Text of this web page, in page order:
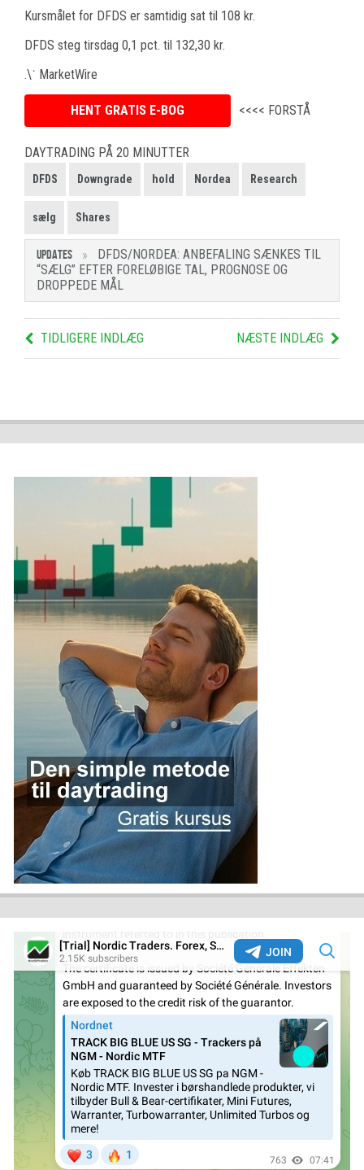
Kursmålet for DFDS er samtidig sat til 108 kr.
DFDS steg tirsdag 0,1 pct. til 132,30 kr.
.\˙ MarketWire
HENT GRATIS E-BOG <<<< FORSTÅ
DAYTRADING PÅ 20 MINUTTER
DFDS Downgrade hold Nordea Research
sælg Shares
UPDATES
DFDS/NORDEA: ANBEFALING SÆNKES TIL
“SÆLG” EFTER FORELØBIGE TAL, PROGNOSE OG
DROPPEDE MÅL
TIDLIGERE INDLÆG NÆSTE INDLÆG